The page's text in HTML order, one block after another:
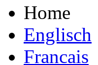
Home
Englisch
Francais